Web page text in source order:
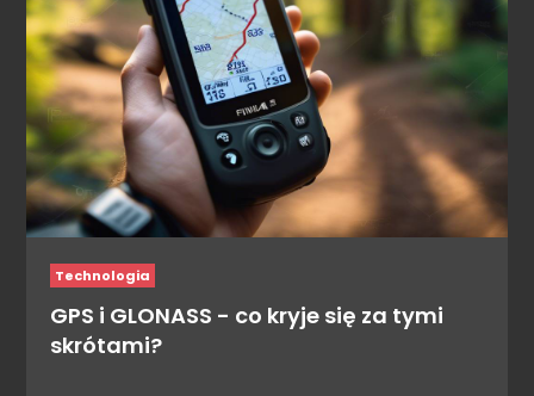
Technologia
GPS i GLONASS - co kryje się za tymi
skrótami?